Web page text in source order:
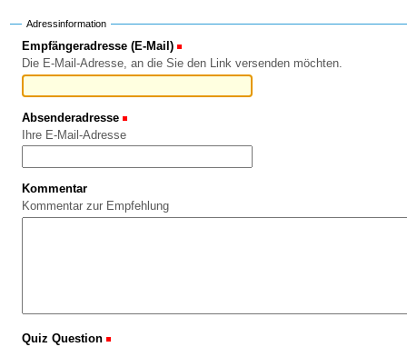
Adressinformation
Empfängeradresse (E-Mail)
Die E-Mail-Adresse, an die Sie den Link versenden möchten.
Absenderadresse
Ihre E-Mail-Adresse
Kommentar
Kommentar zur Empfehlung
Quiz Question